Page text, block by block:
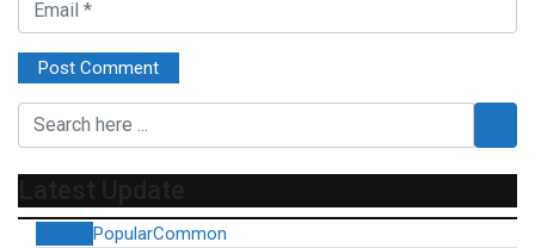
Latest Update
PopularCommon